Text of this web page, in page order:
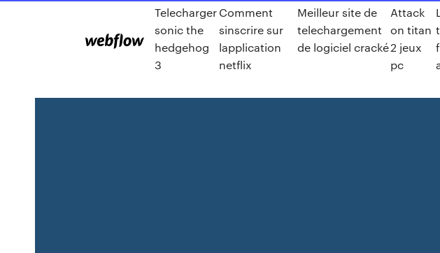
Telecharger
sonic the
hedgehog
3
Comment
sinscrire sur
lapplication
netflix
Meilleur site de
telechargement
de logiciel cracké
Attack
on titan
2 jeux
pc